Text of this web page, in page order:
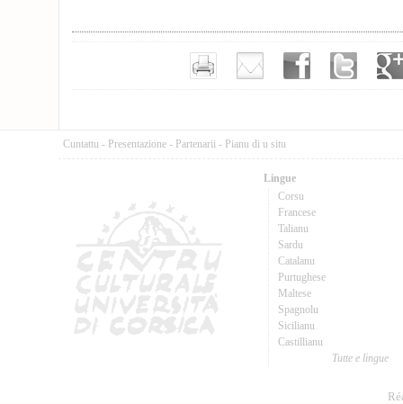
Cuntattu - Presentazione - Partenarii - Pianu di u situ
Lingue
Corsu
Francese
Talianu
Sardu
Catalanu
Purtughese
Maltese
Spagnolu
Sicilianu
Castillianu
Tutte e lingue